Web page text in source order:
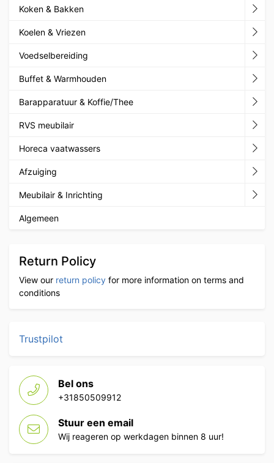
Koken & Bakken
Koelen & Vriezen
Voedselbereiding
Buffet & Warmhouden
Barapparatuur & Koffie/Thee
RVS meubilair
Horeca vaatwassers
Afzuiging
Meubilair & Inrichting
Algemeen
Return Policy
View our return policy for more information on terms and
conditions
Trustpilot
Bel ons
+31850509912
Stuur een email
Wij reageren op werkdagen binnen 8 uur!